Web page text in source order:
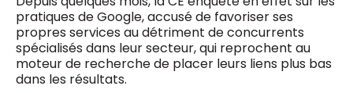
pratiques de Google, accusé de favoriser ses
propres services au détriment de concurrents
spécialisés dans leur secteur, qui reprochent au
moteur de recherche de placer leurs liens plus bas
dans les résultats.
0498 88 64 89
f.bouchar@mm.be
Chief Editor
Griet Byl
VALIDER
NOTRE CONTENU DIGITAL :